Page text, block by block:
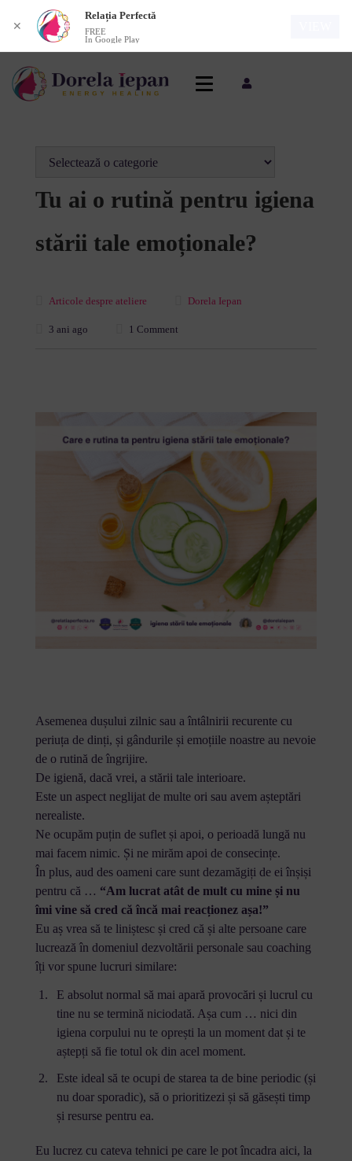
Tu ai o rutină pentru igiena
stării tale emoționale?
Articole despre ateliere Dorela Iepan
3 ani ago 1 Comment
Asemenea dușului zilnic sau a întâlnirii recurente cu
periuța de dinți, și gândurile și emoțiile noastre au nevoie
de o rutină de îngrijire.
De igienă, dacă vrei, a stării tale interioare.
Este un aspect neglijat de multe ori sau avem așteptări
nerealiste.
Ne ocupăm puțin de suflet și apoi, o perioadă lungă nu
mai facem nimic. Și ne mirăm apoi de consecințe.
În plus, aud des oameni care sunt dezamăgiți de ei înșiși
pentru că … “Am lucrat atât de mult cu mine și nu
îmi vine să cred că încă mai reacționez așa!”
Eu aș vrea să te liniștesc și cred că și alte persoane care
lucrează în domeniul dezvoltării personale sau coaching
îți vor spune lucruri similare:
E absolut normal să mai apară provocări și lucrul cu
tine nu se termină niciodată. Așa cum … nici din
igiena corpului nu te oprești la un moment dat și te
aștepți să fie totul ok din acel moment.
Este ideal să te ocupi de starea ta de bine periodic (și
nu doar sporadic), să o prioritizezi și să găsești timp
și resurse pentru ea.
Eu lucrez cu cateva tehnici pe care le pot încadra aici, la
✕
Relația Perfectă
FREE
In Google Play